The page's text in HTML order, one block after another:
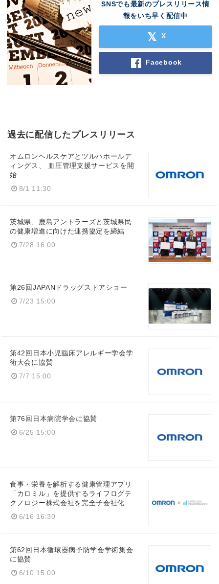
SNSでも最新のプレスリリース情
報をいち早く配信中
X
Facebook
過去に配信したプレスリリース
オムロンヘルスケアとツルハホールデ
ィングス、 血圧管理支援サービスを開
始
8/1 11:30
茨城県、鹿島アントラーズと茨城県民
の健康増進に向けた連携協定を締結
7/28 16:00
第26回JAPANドラッグストアショー
7/23 15:00
第42回日本小児臨床アレルギー学会学
術大会に協賛
7/7 15:00
第76回日本病院学会に協賛
6/25 15:00
食事・栄養を解析する健康管理アプリ
「カロミル」を提供するライフログテ
クノロジー株式会社を完全子会社化
6/16 16:30
第62回日本循環器病予防学会学術集会
に協賛
6/10 15:00
Japanese